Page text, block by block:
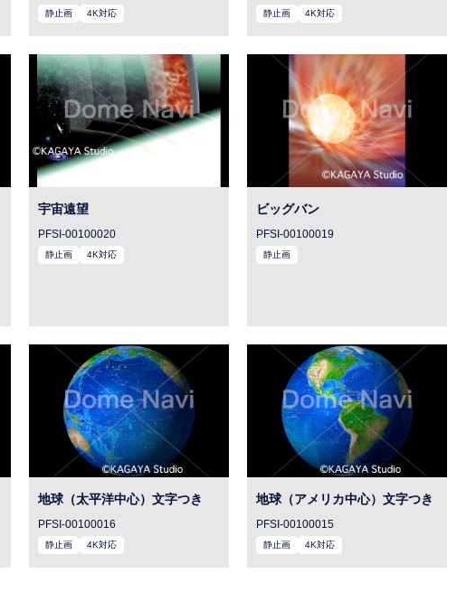
静止画 4K対応 静止画 4K対応
宇宙遠望
PFSI-00100020
静止画 4K対応
ビッグバン
PFSI-00100019
静止画
地球（太平洋中心）文字つき
PFSI-00100016
静止画 4K対応
地球（アメリカ中心）文字つき
PFSI-00100015
静止画 4K対応